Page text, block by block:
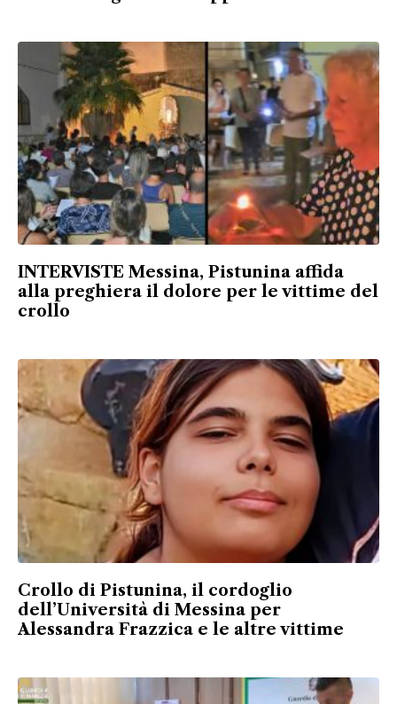
INTERVISTE Messina, Pistunina affida
alla preghiera il dolore per le vittime del
crollo
Crollo di Pistunina, il cordoglio
dell’Università di Messina per
Alessandra Frazzica e le altre vittime